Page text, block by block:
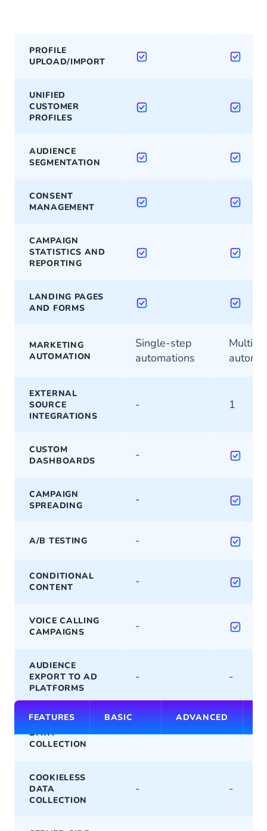
FEATURES BASIC ADVANCED
PROFILE
UPLOAD/IMPORT
UNIFIED
CUSTOMER
PROFILES
AUDIENCE
SEGMENTATION
CONSENT
MANAGEMENT
CAMPAIGN
STATISTICS AND
REPORTING
LANDING PAGES
AND FORMS
MARKETING
AUTOMATION
Single-step
automations
Multi-
EXTERNAL
SOURCE
INTEGRATIONS
- 1
CUSTOM
DASHBOARDS
-
CAMPAIGN
SPREADING
-
A/B TESTING -
CONDITIONAL
CONTENT
-
VOICE CALLING
CAMPAIGNS
-
AUDIENCE
EXPORT TO AD
PLATFORMS
- -
FIRST-PARTY
DATA
COLLECTION
- -
COOKIELESS
DATA
COLLECTION
- -